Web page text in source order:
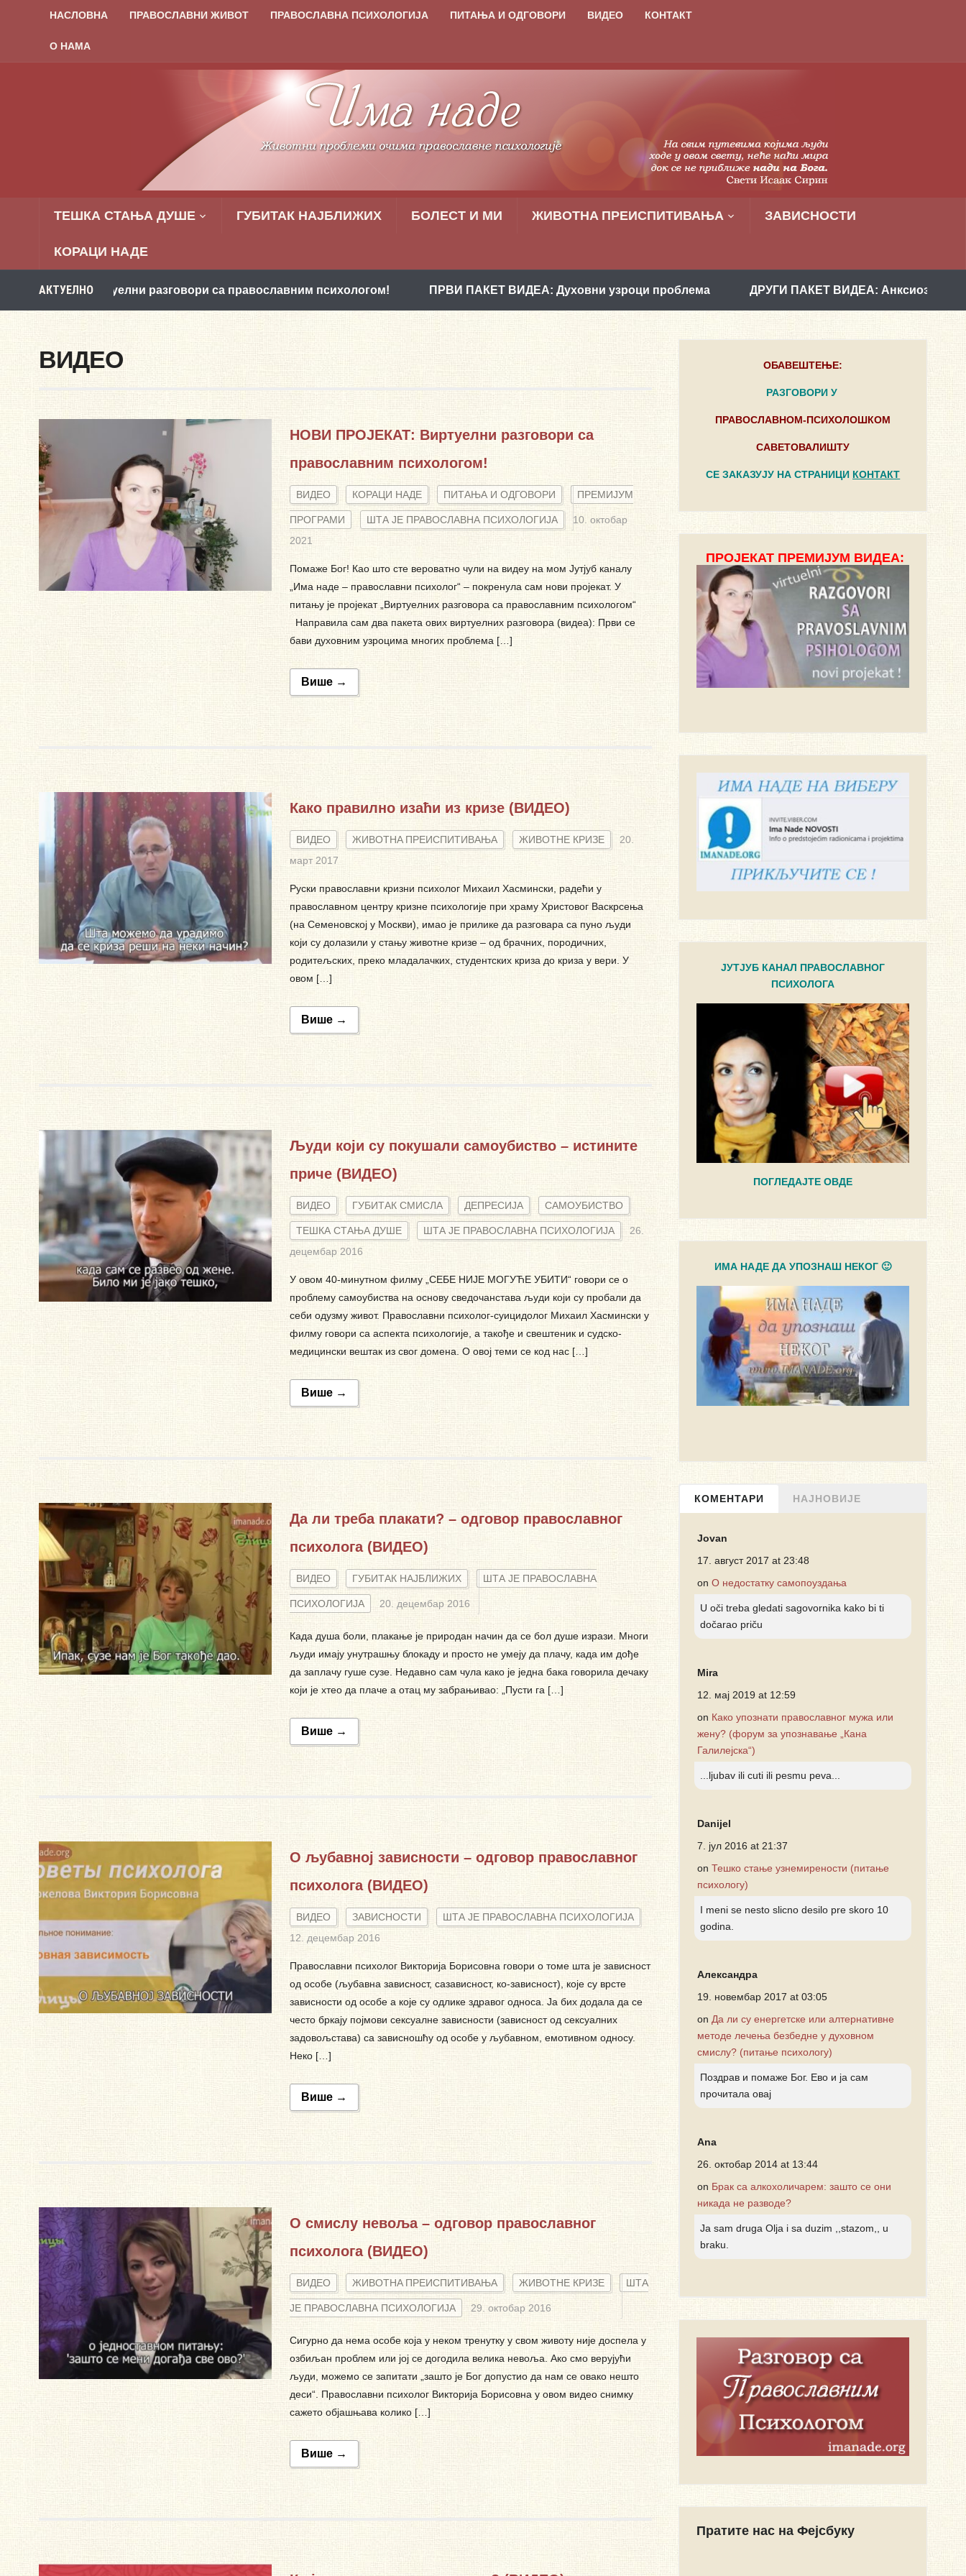
НАСЛОВНА ПРАВОСЛАВНИ ЖИВОТ ПРАВОСЛАВНА ПСИХОЛОГИЈА ПИТАЊА И ОДГОВОРИ ВИДЕО КОНТАКТ
О НАМА
ТЕШКА СТАЊА ДУШЕ ГУБИТАК НАЈБЛИЖИХ БОЛЕСТ И МИ ЖИВОТНA ПРЕИСПИТИВАЊА ЗАВИСНОСТИ
КОРАЦИ НАДЕ
АКТУЕЛНОразговори са православним психологом! ПРВИ ПАКЕТ ВИДЕА: Духовни узроци проблема ДРУГИ ПАКЕТ ВИДЕА: Анксиозност и како је
ВИДЕО
НОВИ ПРОЈЕКАТ: Виртуелни разговори са
православним психологом!
ВИДЕО КОРАЦИ НАДЕ ПИТАЊА И ОДГОВОРИ ПРЕМИЈУМ
ПРОГРАМИ ШТА ЈЕ ПРАВОСЛАВНА ПСИХОЛОГИЈА
10. октобар
2021
Помаже Бог! Као што сте вероватно чули на видеу на мом Јутјуб каналу
„Има наде – православни психолог“ – покренула сам нови пројекат. У
питању је пројекат „Виртуелних разговора са православним психологом“
Направила сам два пакета ових виртуелних разговора (видеа): Први се
бави духовним узроцима многих проблема […]
Више →
Како правилно изаћи из кризе (ВИДЕО)
ВИДЕО ЖИВОТНA ПРЕИСПИТИВАЊА ЖИВОТНЕ КРИЗЕ
20.
март 2017
Руски православни кризни психолог Михаил Хасмински, радећи у
православном центру кризне психологије при храму Христовог Васкрсења
(на Семеновској у Москви), имао је прилике да разговара са пуно људи
који су долазили у стању животне кризе – од брачних, породичних,
родитељских, преко младалачких, студентских криза до криза у вери. У
овом […]
Више →
Људи који су покушали самоубиство – истините
приче (ВИДЕО)
ВИДЕО ГУБИТАК СМИСЛА ДЕПРЕСИЈА САМОУБИСТВО
ТЕШКА СТАЊА ДУШЕ ШТА ЈЕ ПРАВОСЛАВНА ПСИХОЛОГИЈА
26.
децембар 2016
У овом 40-минутном филму „СЕБЕ НИЈЕ МОГУЋЕ УБИТИ“ говори се о
проблему самоубиства на основу сведочанстава људи који су пробали да
себи одузму живот. Православни психолог-суицидолог Михаил Хасмински у
филму говори са аспекта психологије, а такође и свештеник и судско-
медицински вештак из свог домена. О овој теми се код нас […]
Више →
Да ли треба плакати? – одговор православног
психолога (ВИДЕО)
ВИДЕО ГУБИТАК НАЈБЛИЖИХ ШТА ЈЕ ПРАВОСЛАВНА
ПСИХОЛОГИЈА 20. децембар 2016
Када душа боли, плакање је природан начин да се бол душе изрази. Многи
људи имају унутрашњу блокаду и просто не умеју да плачу, када им дође
да заплачу гуше сузе. Недавно сам чула како је једна бака говорила дечаку
који је хтео да плаче а отац му забрањивао: „Пусти га […]
Више →
О љубавној зависности – одговор православног
психолога (ВИДЕО)
ВИДЕО ЗАВИСНОСТИ
ШТА ЈЕ ПРАВОСЛАВНА ПСИХОЛОГИЈА
12. децембар 2016
Православни психолог Викторија Борисовна говори о томе шта је зависност
од особе (љубавна зависност, сазависност, ко-зависност), које су врсте
зависности од особе а које су одлике здравог односа. Ја бих додала да се
често бркају појмови сексуалне зависности (зависност од сексуалних
задовољстава) са зависношћу од особе у љубавном, емотивном односу.
Неко […]
Више →
О смислу невоља – одговор православног
психолога (ВИДЕО)
ВИДЕО ЖИВОТНA ПРЕИСПИТИВАЊА ЖИВОТНЕ КРИЗЕ ШТА
ЈЕ ПРАВОСЛАВНА ПСИХОЛОГИЈА 29. октобар 2016
Сигурно да нема особе која у неком тренутку у свом животу није доспела у
озбиљан проблем или јој се догодила велика невоља. Ако смо верујући
људи, можемо се запитати „зашто је Бог допустио да нам се овако нешто
деси“. Православни психолог Викторија Борисовна у овом видео снимку
сажето објашњава колико […]
Више →
ОБАВЕШТЕЊЕ:
РАЗГОВОРИ У
ПРАВОСЛАВНОМ-ПСИХОЛОШКОМ
САВЕТОВАЛИШТУ
СЕ ЗАКАЗУЈУ НА СТРАНИЦИ КОНТАКТ
ПРОЈЕКАТ ПРЕМИЈУМ ВИДЕА:
ЈУТЈУБ КАНАЛ ПРАВОСЛАВНОГ
ПСИХОЛОГА
ПОГЛЕДАЈТЕ ОВДЕ
ИМА НАДЕ ДА УПОЗНАШ НЕКОГ 🙂
КОМЕНТАРИ НАЈНОВИЈЕ
Jovan
17. август 2017 at 23:48
onО недостатку самопоуздања
U oči treba gledati sagovornika kako bi ti
dočarao priču
Mira
12. мај 2019 at 12:59
on Како упознати православног мужа или
жену? (форум за упознавање „Кана
Галилејска“)
...ljubav ili cuti ili pesmu peva...
Danijel
7. јул 2016 at 21:37
onТешко стање узнемирености (питање
психологу)
I meni se nesto slicno desilo pre skoro 10
godina.
Александра
19. новембар 2017 at 03:05
on Да ли су енергетске или алтернативне
методе лечења безбедне у духовном
смислу? (питање психологу)
Поздрав и помаже Бог. Ево и ја сам
прочитала овај
Ana
26. октобар 2014 at 13:44
on Брак са алкохоличарем: зашто се они
никада не разводе?
Ja sam druga Olja i sa duzim ,,stazom,, u
braku.
Пратите нас на Фејсбуку